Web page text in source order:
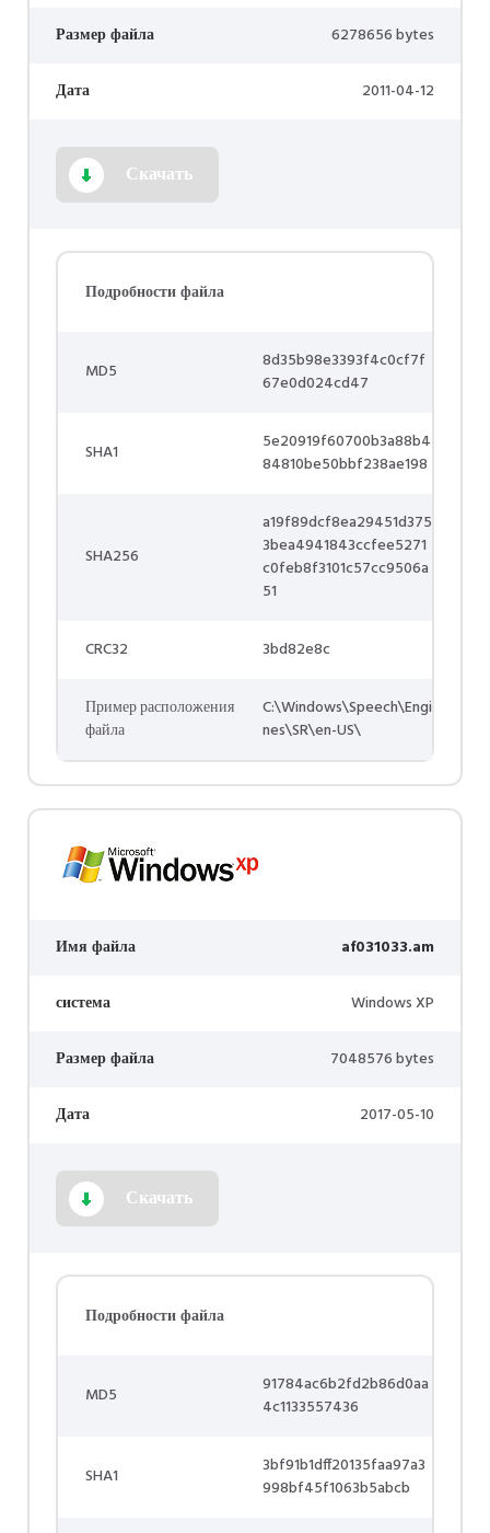
Размер файла 6278656 bytes
Дата 2011-04-12
Скачать
Подробности файла
MD5
8d35b98e3393f4c0cf7f
67e0d024cd47
SHA1
5e20919f60700b3a88b4
84810be50bbf238ae198
SHA256
a19f89dcf8ea29451d375
3bea4941843ccfee5271
c0feb8f3101c57cc9506a
51
CRC32 3bd82e8c
Пример расположения
файла
C:\Windows\Speech\Engi
nes\SR\en-US\
Имя файла af031033.am
система Windows XP
Размер файла 7048576 bytes
Дата 2017-05-10
Скачать
Подробности файла
MD5
91784ac6b2fd2b86d0aa
4c1133557436
SHA1
3bf91b1dff20135faa97a3
998bf45f1063b5abcb